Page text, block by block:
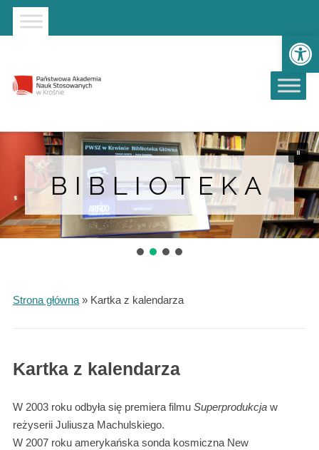
Strona główna
Przejdź do wyszukiwarki
Przejdź do menu głównego
BIBLIOTEKA
Strona główna» Kartka z kalendarza
Kartka z kalendarza
W 2003 roku odbyła się premiera filmu Superprodukcjaw
reżyserii Juliusza Machulskiego.
W 2007 roku amerykańska sonda kosmiczna New